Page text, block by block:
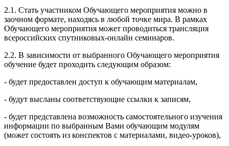
2.1. Стать участником Обучающего мероприятия можно в
заочном формате, находясь в любой точке мира. В рамках
Обучающего мероприятия может проводиться трансляция
всероссийских спутниковых-онлайн семинаров.
2.2. В зависимости от выбранного Обучающего мероприятия
обучение будет проходить следующим образом:
- будет предоставлен доступ к обучающим материалам,
- будут высланы соответствующие ссылки к записям,
- будет представлена возможность самостоятельного изучения
информации по выбранным Вами обучающим модулям
(может состоять из конспектов с материалами, видео-уроков),